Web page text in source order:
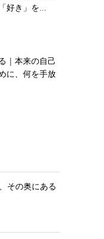
好き」を...
｜本来の自己
に、何を手放
その奥にある